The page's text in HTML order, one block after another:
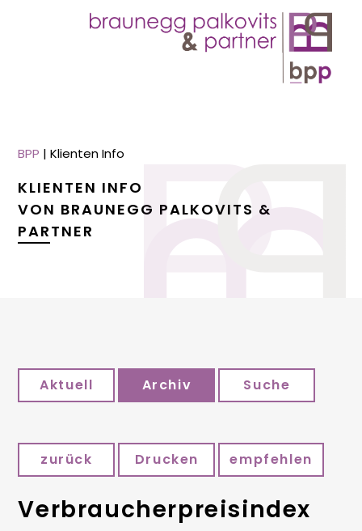
BPP |Klienten Info
KLIENTEN INFO
VON BRAUNEGG PALKOVITS &
PARTNER
Aktuell Archiv Suche
zurück Drucken empfehlen
Verbraucherpreisindex